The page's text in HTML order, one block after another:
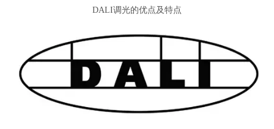
DALI调光的优点及特点